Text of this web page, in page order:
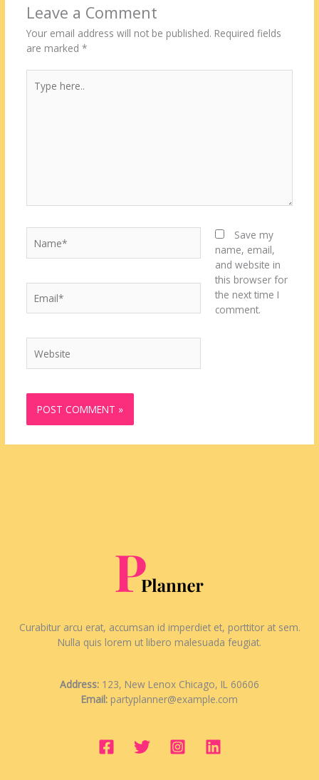
Leave a Comment
Your email address will not be published. Required fields
are marked *
here..
Save my
name, email,
and website in
this browser for
the next time I
comment.
Curabitur arcu erat, accumsan id imperdiet et, porttitor at sem.
Nulla quis lorem ut libero malesuada feugiat.
Address: 123, New Lenox Chicago, IL 60606
Email: partyplanner@example.com